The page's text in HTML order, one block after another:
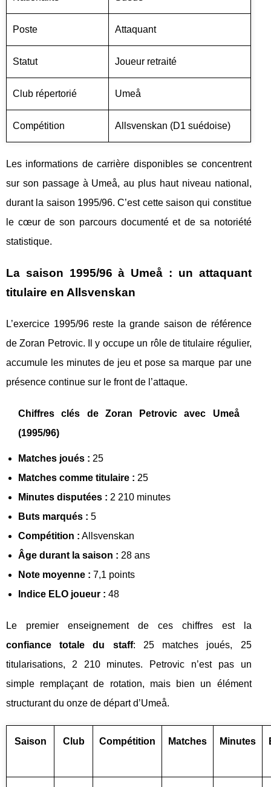
Poste Attaquant
Statut Joueur retraité
Club répertorié Umeå
Compétition Allsvenskan (D1 suédoise)
Les informations de carrière disponibles se concentrent
sur son passage à Umeå, au plus haut niveau national,
durant la saison 1995/96. C’est cette saison qui constitue
le cœur de son parcours documenté et de sa notoriété
statistique.
La saison 1995/96 à Umeå : un attaquant
titulaire en Allsvenskan
L’exercice 1995/96 reste la grande saison de référence
de Zoran Petrovic. Il y occupe un rôle de titulaire régulier,
accumule les minutes de jeu et pose sa marque par une
présence continue sur le front de l’attaque.
Chiffres clés de Zoran Petrovic avec Umeå
(1995/96)
Matches joués : 25
Matches comme titulaire : 25
Minutes disputées : 2 210 minutes
Buts marqués : 5
Compétition : Allsvenskan
Âge durant la saison : 28 ans
Note moyenne : 7,1 points
Indice ELO joueur : 48
Le premier enseignement de ces chiffres est la
confiance totale du staff: 25 matches joués, 25
titularisations, 2 210 minutes. Petrovic n’est pas un
simple remplaçant de rotation, mais bien un élément
structurant du onze de départ d’Umeå.
Saison Club Compétition Matches Minutes